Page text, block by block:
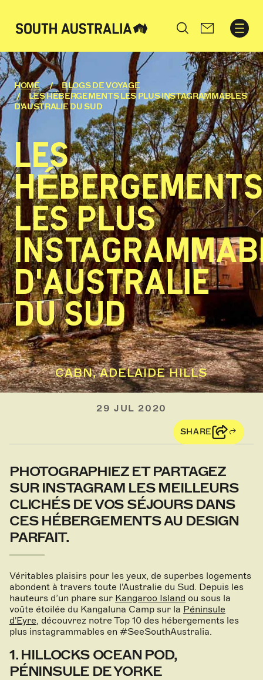
Search
HOME
BLOGS DE VOYAGE
LES HÉBERGEMENTS LES PLUS INSTAGRAMMABLES
D'AUSTRALIE DU SUD
LES
LES PLUS
D'AUSTRALIE
DU SUD
CABN, ADELAIDE HILLS
29 JUL 2020
SHARE
PHOTOGRAPHIEZ ET PARTAGEZ
SUR INSTAGRAM LES MEILLEURS
CLICHÉS DE VOS SÉJOURS DANS
CES HÉBERGEMENTS AU DESIGN
PARFAIT.
Véritables plaisirs pour les yeux, de superbes logements
abondent à travers toute l'Australie du Sud. Depuis les
hauteurs d’un phare sur Kangaroo Island ou sous la
voûte étoilée du Kangaluna Camp sur la Péninsule
d'Eyre, découvrez notre Top 10 des hébergements les
plus instagrammables en #SeeSouthAustralia.
1. HILLOCKS OCEAN POD,
PÉNINSULE DE YORKE